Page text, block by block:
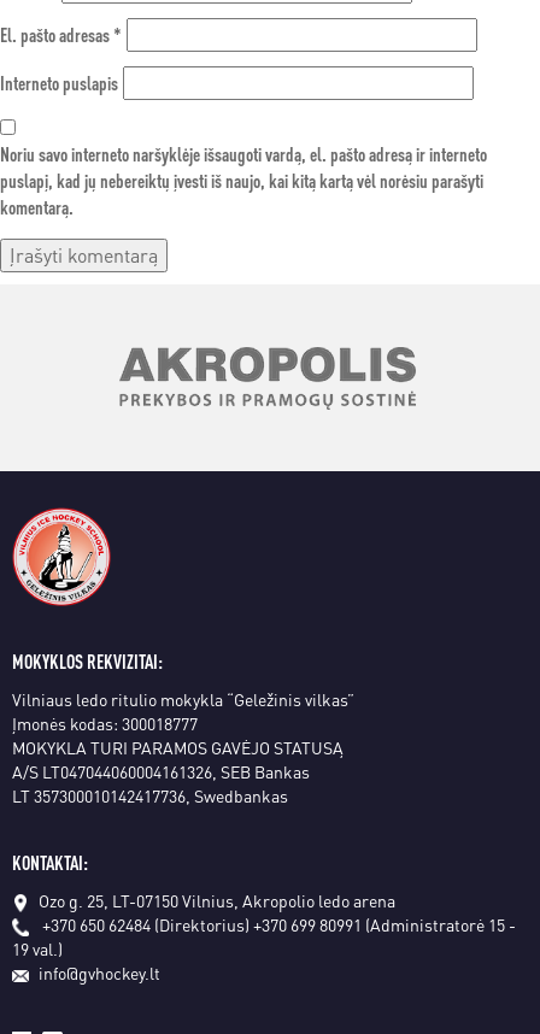
El. pašto adresas*
Interneto puslapis
Noriu savo interneto naršyklėje išsaugoti vardą, el. pašto adresą ir interneto
puslapį, kad jų nebereiktų įvesti iš naujo, kai kitą kartą vėl norėsiu parašyti
komentarą.
MOKYKLOS REKVIZITAI:
Vilniaus ledo ritulio mokykla “Geležinis vilkas”
Įmonės kodas: 300018777
MOKYKLA TURI PARAMOS GAVĖJO STATUSĄ
A/S LT047044060004161326, SEB Bankas
LT 357300010142417736, Swedbankas
KONTAKTAI:
Ozo g. 25, LT-07150 Vilnius, Akropolio ledo arena
+370 650 62484 (Direktorius) +370 699 80991 (Administratorė 15 -
19 val.)
info@gvhockey.lt